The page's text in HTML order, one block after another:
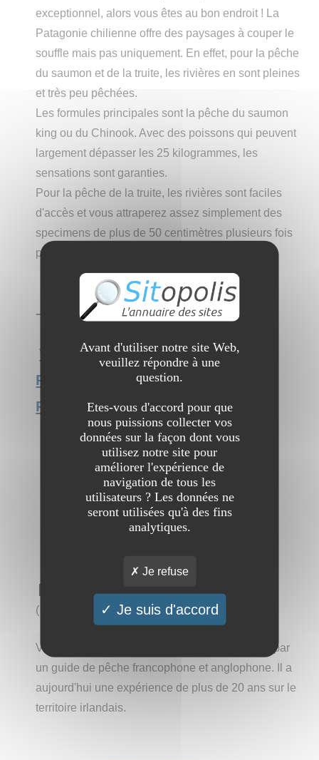
exceptionnel, alors vous êtes au bon endroit ! La
Patagonie chilienne offre des paysages à couper le
souffle mais pas uniquement. En effet, pour la pêche
du saumon et de la truite, les rivières en sont pleines
et très peu pêchées.
Les formules principales sont la pêche du saumon
king ou du Chinook. Avec des poissons qui peuvent
largement dépasser les 25 kilogrammes, les
sensations sont garanties.
Pour la pêche de la truite, les rivières sont faciles
d'accès et vous attraperez assez simplement des
specimens de plus de 50 centimètres plusieurs fois
par jour
➔ Catégorie : Nature → Pêche
Voir l'interview du site Fishing
Patagonia : Séjour de pêche en
Patagonie
Pêche en Irlande : VPI
(
Voyage peche irlande est une entreprise créée par
un guide de pêche francophone et anglophone. Il a
aujourd'hui une expérience de plus de 20 ans sur le
territoire irlandais.
Avant d'utiliser notre site Web,
veuillez répondre à une
question.
Etes-vous d'accord pour que
nous puissions collecter vos
données sur la façon dont vous
utilisez notre site pour
améliorer l'expérience de
navigation de tous les
utilisateurs ? Les données ne
seront utilisées qu'à des fins
analytiques.
Je refuse
Je suis d'accord